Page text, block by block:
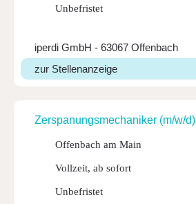
Unbefristet
iperdi GmbH - 63067 Offenbach
zur Stellenanzeige
Zerspa­nungs­me­cha­niker (m/w/d)
Offenbach am Main
Vollzeit, ab sofort
Unbefristet